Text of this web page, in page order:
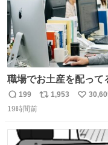
職場でお土産を配って
的な演技が毎回シンド
返
信
199
リ
ト
1,953
い
数
19時間前